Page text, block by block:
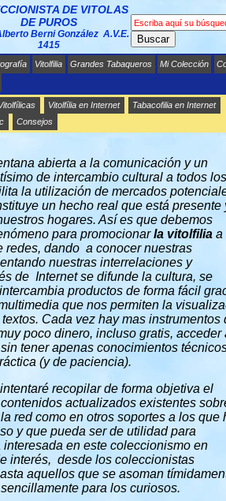
DE VITOLAS
DE PUROS
Berni González A.V.E.
1415
Buscar
Vitolfilia Grandes Tabaqueros Mi Colección
Vitolfília en Internet
Tabacofilia en Internet
Consejos DE UTILIDAD
abierta a la comunicación y un
de intercambio cultural a todos los
la utilización de mercados
un hecho real que está presente
hogares. Así es que debemos
para promocionarla vitolfilia a
redes, dando a conocer nuestras
nuestras interrelaciones y
de Internet se difunde la cultura, se
productos de forma fácil
que nos permiten la
Cada vez hay mas instrumentos
poco dinero, incluso gratis, acceder
tener apenas conocimientos
(y de paciencia).
recopilar de forma objetiva el
actualizados existentes
red como en otros soportes a los que
y que pueda ser de utilidad para
en este coleccionismo en
interés, desde los coleccionistas
aquellos que se asoman
para los curiosos.